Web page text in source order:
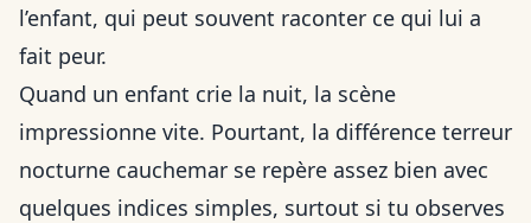
l’enfant, qui peut souvent raconter ce qui lui a
fait peur.
Quand un enfant crie la nuit, la scène
impressionne vite. Pourtant, la différence terreur
nocturne cauchemar se repère assez bien avec
quelques indices simples, surtout si tu observes